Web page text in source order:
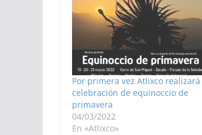
Por primera vez Atlixco realizará
celebración de equinoccio de
primavera
04/03/2022
En «Atlixco»